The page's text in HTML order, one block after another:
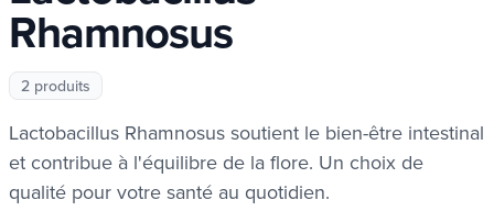
Rhamnosus
2 produits
Lactobacillus Rhamnosus soutient le bien-être intestinal
et contribue à l'équilibre de la flore. Un choix de
qualité pour votre santé au quotidien.